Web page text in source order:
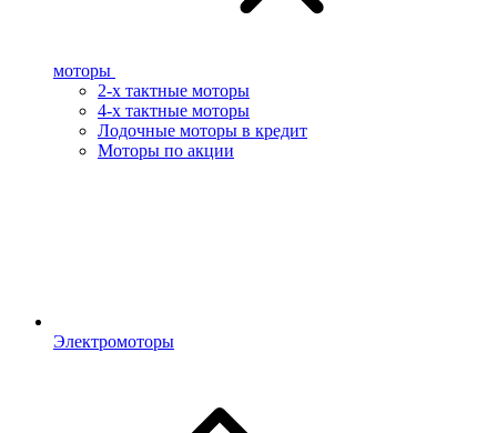
моторы
2-х тактные моторы
4-х тактные моторы
Лодочные моторы в кредит
Моторы по акции
Электромоторы